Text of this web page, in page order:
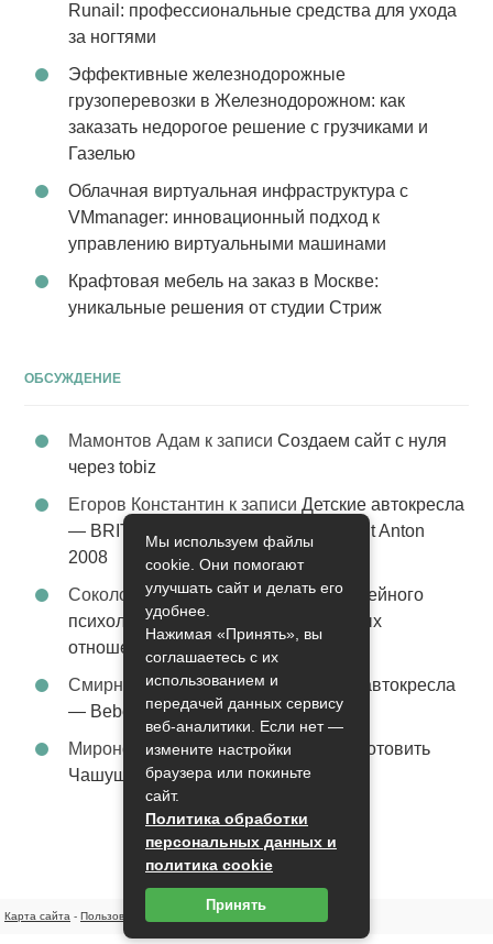
Runail: профессиональные средства для ухода
за ногтями
Эффективные железнодорожные
грузоперевозки в Железнодорожном: как
заказать недорогое решение с грузчиками и
Газелью
Облачная виртуальная инфраструктура с
VMmanager: инновационный подход к
управлению виртуальными машинами
Крафтовая мебель на заказ в Москве:
уникальные решения от студии Стриж
ОБСУЖДЕНИЕ
Мамонтов Адам к записиСоздаем сайт с нуля
через tobiz
Егоров Константин к записиДетские автокресла
— BRITAX Evolva 1-2-3 (1-2-3) цвет St Anton
2008
Соколова Эльзак записиУслуги семейного
психолога – стабильность в семейных
отношениях
Смирнова Грацияк записи
Детские автокресла
— Bebe Confort Moby цвет Orange
Миронов Никифорк записи
Как приготовить
Чашушули
Карта сайта - Пользовательское соглашение
Мы используем файлы
cookie. Они помогают
улучшать сайт и делать его
удобнее.
Нажимая «Принять», вы
соглашаетесь с их
использованием и
передачей данных сервису
веб-аналитики. Если нет —
измените настройки
браузера или покиньте
сайт.
Политика обработки
персональных данных и
политика cookie
Принять